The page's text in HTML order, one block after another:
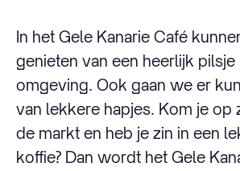
In het Gele Kanarie Café
genieten van een heerlijk pilsje
omgeving. Ook gaan we er
van lekkere hapjes. Kom je op
de markt en heb je zin in een
koffie? Dan wordt het Gele